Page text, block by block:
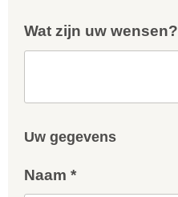
Wat zijn uw wensen?
Uw gegevens
Naam *